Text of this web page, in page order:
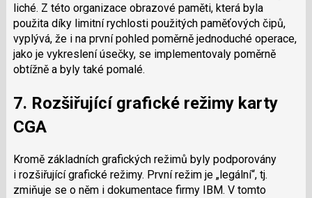
liché. Z této organizace obrazové paměti, která byla
použita díky limitní rychlosti použitých paměťových čipů,
vyplývá, že i na první pohled poměrně jednoduché operace,
jako je vykreslení úsečky, se implementovaly poměrně
obtížně a byly také pomalé.
7. Rozšiřující grafické režimy karty
CGA
Kromě základních grafických režimů byly podporovány
i rozšiřující grafické režimy. První režim je „legální“, tj.
zmiňuje se o něm i dokumentace firmy IBM. V tomto